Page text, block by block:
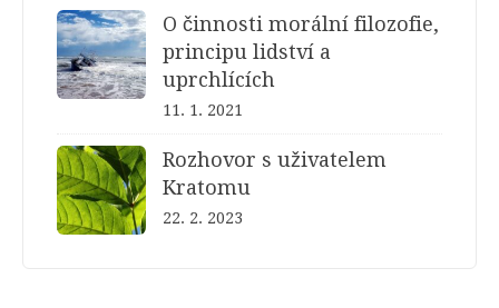
O činnosti morální filozofie,
principu lidství a
uprchlících
11. 1. 2021
Rozhovor s uživatelem
Kratomu
22. 2. 2023